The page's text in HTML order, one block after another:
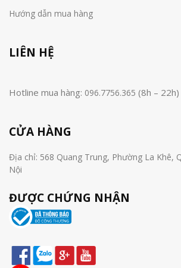
Hướng dẫn mua hàng
LIÊN HỆ
Hotline mua hàng: 096.7756.365 (8h – 22h)
CỬA HÀNG
Địa chỉ: 568 Quang Trung, Phường La Khê,
Nội
ĐƯỢC CHỨNG NHẬN